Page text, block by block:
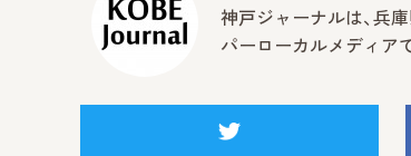
神戸ジャーナルは、兵
パーローカルメディア